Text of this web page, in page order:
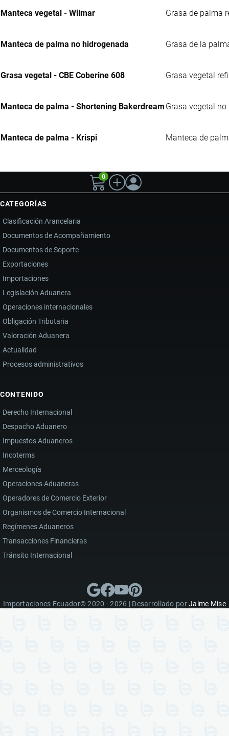
Manteca vegetal - Wilmar Grasa de palma
Manteca de palma no hidrogenada Grasa de la
Grasa vegetal - CBE Coberine 608 Grasa vegetal
Manteca de palma - Shortening Bakerdream Grasa vegetal
Manteca de palma - Krispi Manteca de
0
CATEGORÍAS
Clasificación Arancelaria
Documentos de Acompañamiento
Documentos de Soporte
Exportaciones
Importaciones
Legislación Aduanera
Operaciones internacionales
Obligación Tributaria
Valoración Aduanera
Actualidad
Procesos administrativos
CONTENIDO
Derecho Internacional
Despacho Aduanero
Impuestos Aduaneros
Incoterms
Merceología
Operaciones Aduaneras
Operadores de Comercio Exterior
Organismos de Comercio Internacional
Regímenes Aduaneros
Transacciones Financieras
Tránsito Internacional
Importaciones Ecuador© 2020 - 2026 | Desarrollado porJaime Mise